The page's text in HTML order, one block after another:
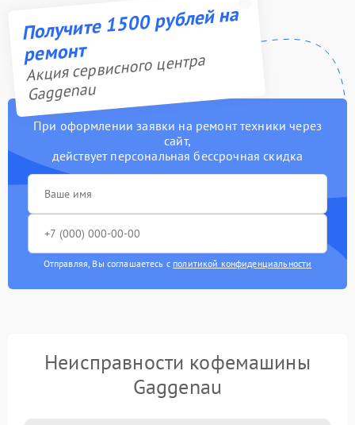
Получите 1500 рублей на
ремонт
Акция сервисного центра
Gaggenau
При оформлении заявки на ремонт техники через
сайт,
действует персональная бессрочная скидка
Отправляя, Вы соглашаетесь с политикой конфиденциальности
Неисправности кофемашины
Gaggenau